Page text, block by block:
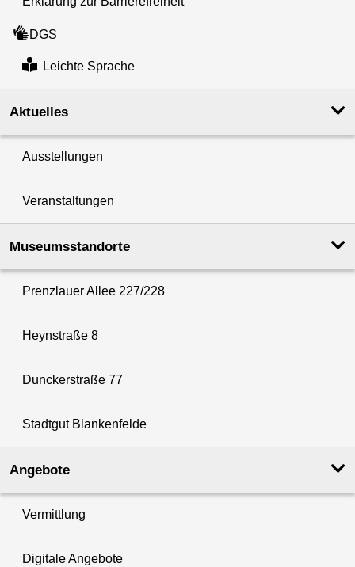
DGS
Leichte Sprache
Aktuelles
Ausstellungen
Veranstaltungen
Museumsstandorte
Prenzlauer Allee 227/228
Heynstraße 8
Dunckerstraße 77
Stadtgut Blankenfelde
Angebote
Vermittlung
Digitale Angebote